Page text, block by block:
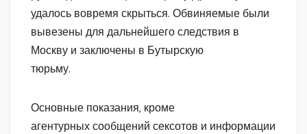
удалось вовремя скрыться. Обвиняемые были
вывезены для дальнейшего следствия в
Москву и заключены в Бутырскую
тюрьму.
Основные показания, кроме
агентурных сообщений сексотов и информации